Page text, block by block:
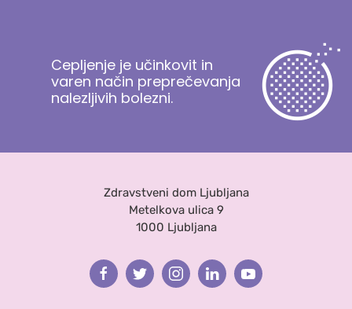
Cepljenje je učinkovit in
varen način preprečevanja
nalezljivih bolezni.
Zdravstveni dom Ljubljana
Metelkova ulica 9
1000 Ljubljana
FacebookTwitterInstagramLinkedinYoutube